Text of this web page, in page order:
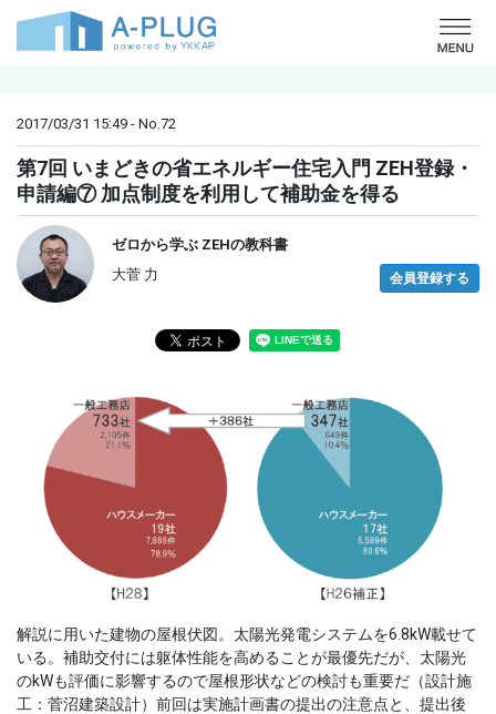
2017/03/31 15:49 - No.72
第7回 いまどきの省エネルギー住宅入門 ZEH登録・
申請編⑦ 加点制度を利用して補助金を得る
ゼロから学ぶ ZEHの教科書
大菅 力
会員登録する
解説に用いた建物の屋根伏図。太陽光発電システムを6.8kW載せて
いる。補助交付には躯体性能を高めることが最優先だが、太陽光
のkWも評価に影響するので屋根形状などの検討も重要だ（設計施
工：菅沼建築設計）前回は実施計画書の提出の注意点と、提出後